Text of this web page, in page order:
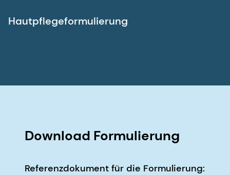
Hautpflegeformulierung
Download Formulierung
Referenzdokument für die Formulierung: